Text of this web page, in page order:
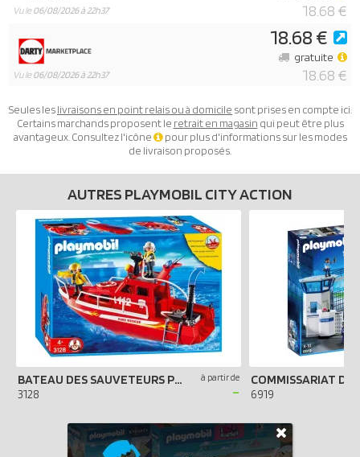
Vu le06/08/2026 à 22h37 18.68 €
Vu le06/08/2026 à 22h37
18.68 €
18.68 €
gratuite
Seules leslivraisons en point relais ou à domicile sont prises en compte ici.
Certains marchands proposent le retrait en magasin qui peut être plus
avantageux. Consultez l'icône
pour plus d'informations sur les modes
de livraison proposés.
AUTRES PLAYMOBIL CITY ACTION
BATEAU DES SAUVETEURS POMPIERS
3128
à partir de
- 6919